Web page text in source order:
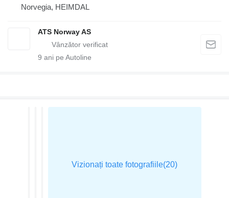
Norvegia, HEIMDAL
ATS Norway AS
9 ani pe Autoline